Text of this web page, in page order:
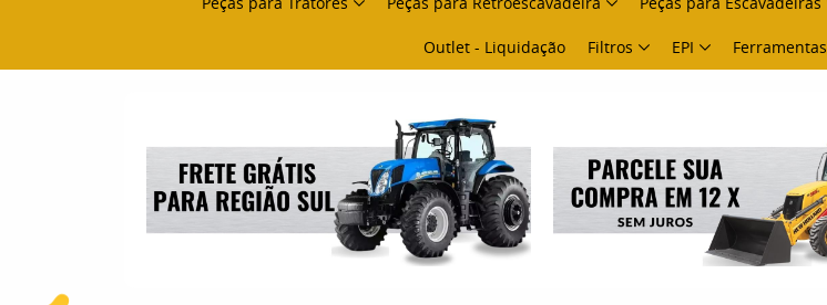
Outlet - Liquidação Filtros EPI Ferramentas